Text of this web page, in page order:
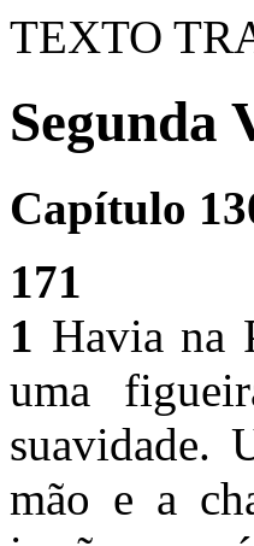
TEXTO
Segunda
Capítulo
171
1 Havia na
uma
suavidade.
mão e a